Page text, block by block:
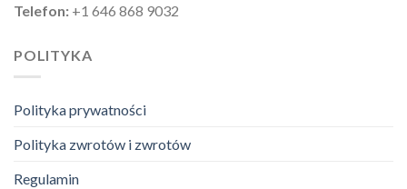
Telefon: +1 646 868 9032
POLITYKA
Polityka prywatności
Polityka zwrotów i zwrotów
Regulamin